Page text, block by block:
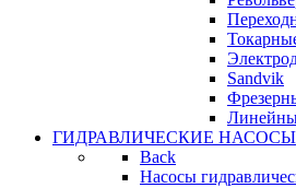
Sandvik
ГИДРАВЛИЧЕСКИЕ НАСОСЫ
Back
Насосы